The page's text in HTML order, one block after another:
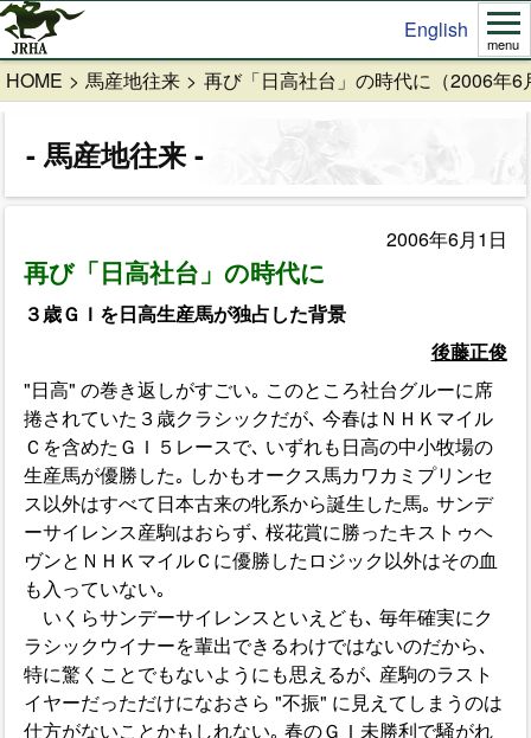
English
menu
HOME 馬産地往来 再び「日高社台」の時代に（2006年6
馬産地往来
2006年6月1日
再び「日高社台」の時代に
３歳ＧＩを日高生産馬が独占した背景
後藤正俊
"日高" の巻き返しがすごい｡ このところ社台グルーに席
捲されていた３歳クラシックだが､ 今春はＮＨＫマイル
Ｃを含めたＧＩ５レースで､ いずれも日高の中小牧場の
生産馬が優勝した｡ しかもオークス馬カワカミプリンセ
ス以外はすべて日本古来の牝系から誕生した馬｡ サンデ
ーサイレンス産駒はおらず､ 桜花賞に勝ったキストゥヘ
ヴンとＮＨＫマイルＣに優勝したロジック以外はその血
も入っていない｡
いくらサンデーサイレンスといえども､ 毎年確実にク
ラシックウイナーを輩出できるわけではないのだから､
特に驚くことでもないようにも思えるが､ 産駒のラスト
イヤーだっただけになおさら "不振" に見えてしまうのは
仕方がないことかもしれない｡ 春のＧＩ未勝利で騒がれ